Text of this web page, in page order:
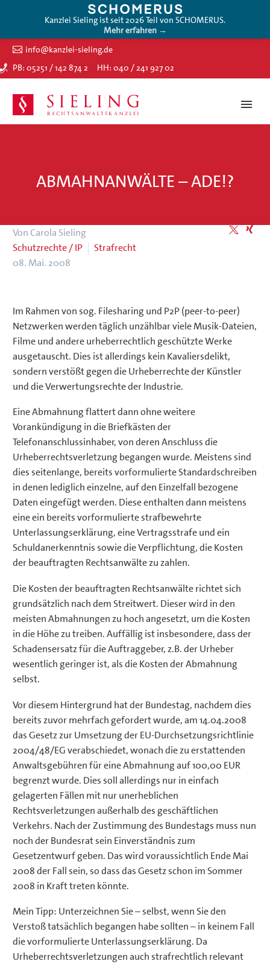
Kanzlei Sieling ist seit 2026 Teil von SCHOMERUS.
Mehr erfahren →
info@kanzlei-sieling.de
PB: 05251 / 142 874 2
HH: 040 / 241 927 02
ABMAHNANWÄLTE – ADE!?
Von Carola Sieling
Schutzrechte / IP
Strafrecht
08. Mai. 2008
Im Rahmen von sog. Filesharing und P2P (peer-to-peer)
Netzwerken werden täglich unzählbar viele Musik-Dateien,
Filme und andere urheberrechtlich geschützte Werke
ausgetauscht. Dies ist allerdings kein Kavaliersdelikt,
sondern verstößt gegen die Urheberrechte der Künstler
und die Verwertungsrechte der Industrie.
Eine Abmahnung flattert dann ohne weitere
Vorankündigung in die Briefkästen der
Telefonanschlussinhaber, von deren Anschluss die
Urheberrechtsverletzung begangen wurde. Meistens sind
dies seitenlange, bereits vorformulierte Standardschreiben
in denen lediglich einzelne, auf den Einzelfall bezogene
Daten eingefügt werden. Diese enthalten dann meistens
eine ein bereits vorformulierte strafbewehrte
Unterlassungserklärung, eine Vertragsstrafe und ein
Schuldanerkenntnis sowie die Verpflichtung, die Kosten
der beauftragten Rechtsanwälte zu zahlen.
Die Kosten der beauftragten Rechtsanwälte richtet sich
grundsätzlich nach dem Streitwert. Dieser wird in den
meisten Abmahnungen zu hoch angesetzt, um die Kosten
in die Höhe zu treiben. Auffällig ist insbesondere, dass der
Schadensersatz für die Auftraggeber, z.B. der Urheber
wesentlich geringer ist, als die Kosten der Abmahnung
selbst.
Vor diesem Hintergrund hat der Bundestag, nachdem dies
bereits zuvor mehrfach gefordert wurde, am 14.04.2008
das Gesetz zur Umsetzung der EU-Durchsetzungsrichtlinie
2004/48/EG verabschiedet, wonach die zu erstattenden
Anwaltsgebühren für eine Abmahnung auf 100,00 EUR
begrenzt wurde. Dies soll allerdings nur in einfach
gelagerten Fällen mit nur unerheblichen
Rechtsverletzungen außerhalb des geschäftlichen
Verkehrs. Nach der Zustimmung des Bundestags muss nun
noch der Bundesrat sein Einverständnis zum
Gesetzentwurf geben. Das wird voraussichtlich Ende Mai
2008 der Fall sein, so dass das Gesetz schon im Sommer
2008 in Kraft treten könnte.
Mein Tipp: Unterzeichnen Sie – selbst, wenn Sie den
Verstoß tatsächlich begangen habe sollten – in keinem Fall
die vorformulierte Unterlassungserklärung. Da
Urheberrechtsverletzungen auch strafrechtlich relevant